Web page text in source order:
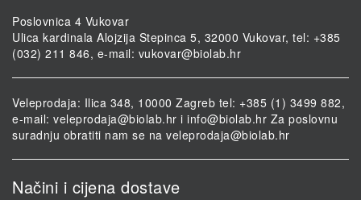
Poslovnica 4 Vukovar
Ulica kardinala Alojzija Stepinca 5, 32000 Vukovar, tel: +385
(032) 211 846, e-mail: vukovar@biolab.hr
Veleprodaja: Ilica 348, 10000 Zagreb tel: +385 (1) 3499 882,
e-mail: veleprodaja@biolab.hr i info@biolab.hr Za poslovnu
suradnju obratiti nam se na veleprodaja@biolab.hr
Načini i cijena dostave